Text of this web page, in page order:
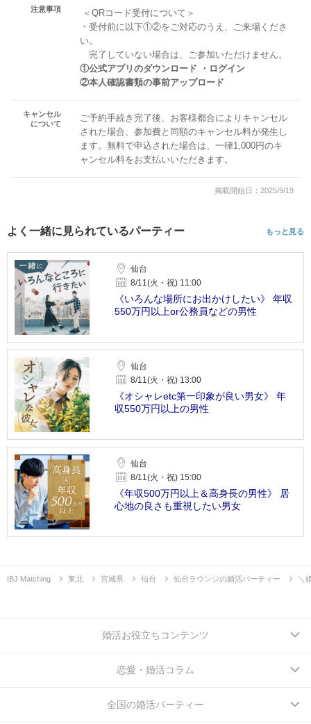
注意事項
＜QRコード受付について＞
・受付前に以下①②をご対応のうえ、ご来場くださ
い。
完了していない場合は、ご参加いただけません。
①公式アプリのダウンロード ・ログイン
②本人確認書類の事前アップロード
キャンセル
について
ご予約手続き完了後、お客様都合によりキャンセル
された場合、参加費と同額のキャンセル料が発生し
ます。無料で申込された場合は、一律1,000円のキ
ャンセル料をお支払いいただきます。
掲載開始日：2025/9/19
よく一緒に見られているパーティー もっと見る
仙台
8/11(火・祝) 11:00
《いろんな場所にお出かけしたい》 年収
550万円以上or公務員などの男性
仙台
8/11(火・祝) 13:00
《オシャレetc第一印象が良い男女》 年
収550万円以上の男性
仙台
8/11(火・祝) 15:00
《年収500万円以上＆高身長の男性》 居
心地の良さも重視したい男女
IBJ Matching 東北 宮城県 仙台 仙台ラウンジの婚活パーティー ＼
婚活お役立ちコンテンツ
恋愛・婚活コラム
全国の婚活パーティー